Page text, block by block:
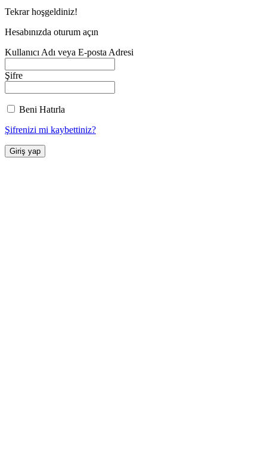
Tekrar hoşgeldiniz!
Hesabınızda oturum açın
Kullanıcı Adı veya E-posta Adresi
Şifre
Beni Hatırla
Şifrenizi mi kaybettiniz?